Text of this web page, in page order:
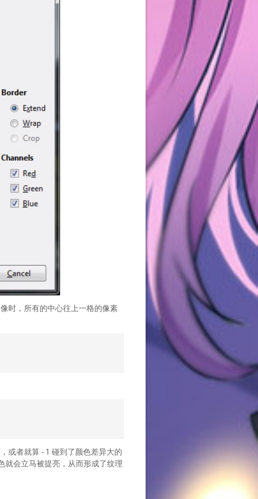
时，所有的中心往上一格的像素
或者就算 - 1 碰到了颜色差异大的
就会立马被提亮，从而形成了纹理